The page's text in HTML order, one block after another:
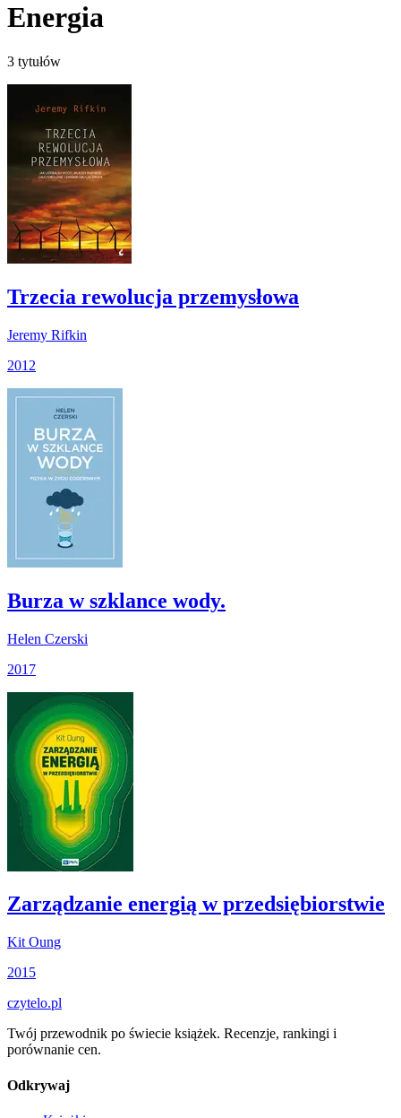
Energia
3 tytułów
Trzecia rewolucja przemysłowa
Jeremy Rifkin
2012
Burza w szklance wody.
Helen Czerski
2017
Zarządzanie energią w przedsiębiorstwie
Kit Oung
2015
czytelo.pl
Twój przewodnik po świecie książek. Recenzje, rankingi i
porównanie cen.
Odkrywaj